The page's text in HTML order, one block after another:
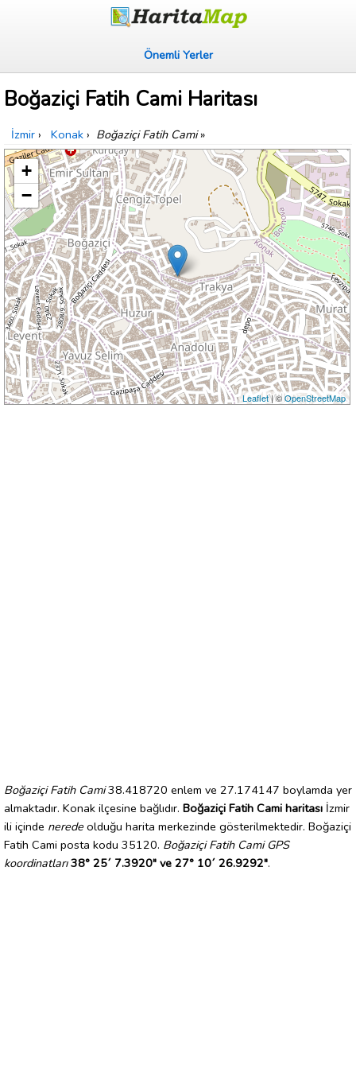
Önemli Yerler
Boğaziçi Fatih Cami Haritası
İzmir › Konak › Boğaziçi Fatih Cami»
+
−
Leaflet| ©OpenStreetMap
Boğaziçi Fatih Cami38.418720 enlem ve 27.174147 boylamda yer
almaktadır. Konak ilçesine bağlıdır. Boğaziçi Fatih Cami haritası İzmir
ili içinde nerede olduğu harita merkezinde gösterilmektedir. Boğaziçi
Fatih Cami posta kodu 35120. Boğaziçi Fatih Cami GPS
koordinatları 38° 25´ 7.3920" ve 27° 10´ 26.9292".